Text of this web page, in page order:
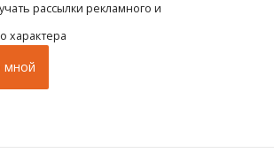
рассылки рекламного и
характера